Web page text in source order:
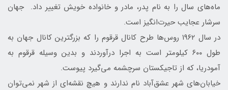
ماه‌های سال را به نام پدر، مادر و خانواده خویش تغییر داد. جهان
سرشار عجایب حیرت‌انگیز است.
در سال ۱۹۶۲ روس‌ها طرح کانال قرقوم را که بزرگترین کانال جهان به
طول ۶۰۰ کیلومتر است به اجرا درآوردند و بدین وسیله قرقوم به
آمودریا، که از تاجیکستان سرچشمه می‌گیرد پیوست.
خیابان‌های شهر عشق‌آباد نام ندارند و هیچ نقشه‌ای از شهر نمی‌توان